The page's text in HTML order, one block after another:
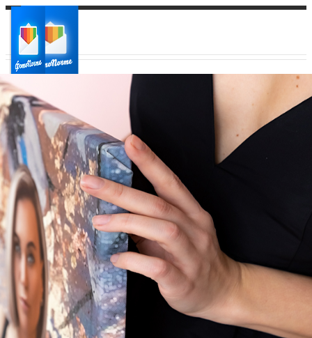
Ваш город:
Ваш регион доставки
Выберите из списка: